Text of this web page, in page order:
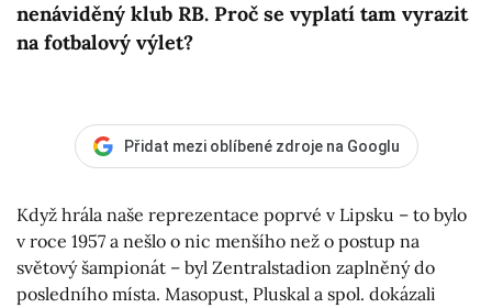
nenáviděný klub RB. Proč se vyplatí tam vyrazit
na fotbalový výlet?
Přidat mezi oblíbené zdroje na Googlu
Když hrála naše reprezentace poprvé v Lipsku – to bylo
v roce 1957 a nešlo o nic menšího než o postup na
světový šampionát – byl Zentralstadion zaplněný do
posledního místa. Masopust, Pluskal a spol. dokázali